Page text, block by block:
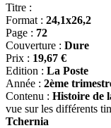
Titre :
Format : 24,1x26,2
Page : 72
Couverture : Dure
Prix : 19,67 €
Edition : La Poste
Année : 2ème
Contenu : Histoire de
vue sur les différents
Tchernia